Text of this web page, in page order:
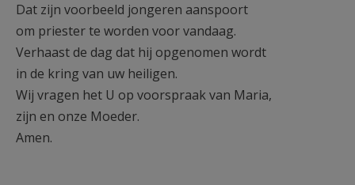
Dat zijn voorbeeld jongeren aanspoort
om priester te worden voor vandaag.
Verhaast de dag dat hij opgenomen wordt
in de kring van uw heiligen.
Wij vragen het U op voorspraak van Maria,
zijn en onze Moeder.
Amen.